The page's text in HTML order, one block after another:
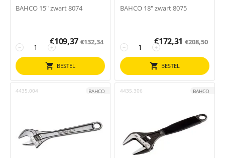
BAHCO 15" zwart 8074
+
−
€109,37 €132,34
BESTEL
BAHCO 18" zwart 8075
+
−
€172,31 €208,50
BESTEL
4435.004 BAHCO 4435.306 BAHCO